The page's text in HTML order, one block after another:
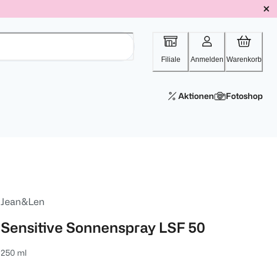
Filiale Anmelden Warenkorb
Aktionen Fotoshop
Jean&Len
Sensitive Sonnenspray LSF 50
250 ml